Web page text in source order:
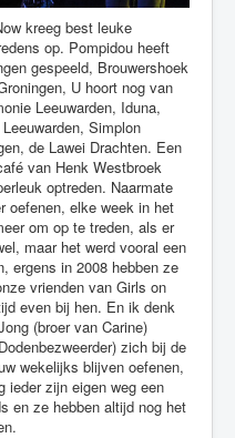
kreeg best leuke
op. Pompidou heeft
gespeeld, Brouwershoek
U hoort nog van
Leeuwarden, Iduna,
Simplon
de Lawei Drachten. Een
van Henk Westbroek
optreden. Naarmate
oefenen, elke week in het
om op te treden, als er
maar het werd vooral een
ergens in 2008 hebben ze
vrienden van Girls on
even bij hen. En ik denk
(broer van Carine)
zich bij de
wekelijks blijven oefenen,
ieder zijn eigen weg een
en ze hebben altijd nog het